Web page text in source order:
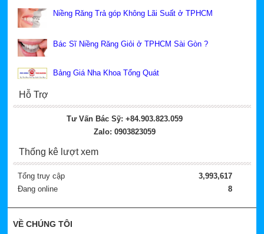
Niềng Răng Trả góp Không Lãi Suất ở TPHCM
Bác Sĩ Niềng Răng Giỏi ở TPHCM Sài Gòn ?
Bảng Giá Nha Khoa Tổng Quát
Hỗ Trợ
Tư Vấn Bác Sỹ: +84.903.823.059
Zalo: 0903823059
Thống kê lượt xem
Tổng truy cập
3,993,617
Đang online
8
VỀ CHÚNG TÔI